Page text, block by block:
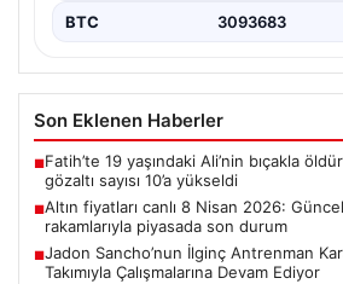
BTC 3093683
Son Eklenen Haberler
■Fatih’te 19 yaşındaki Ali’nin bıçakla
gözaltı sayısı 10’a yükseldi
■Altın fiyatları canlı 8 Nisan 2026:
rakamlarıyla piyasada son durum
■Jadon Sancho’nun İlginç Antrenman
Takımıyla Çalışmalarına Devam Ediyor